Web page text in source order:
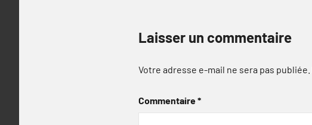
Laisser un commentaire
Votre adresse e-mail ne sera pas publiée.
Commentaire*